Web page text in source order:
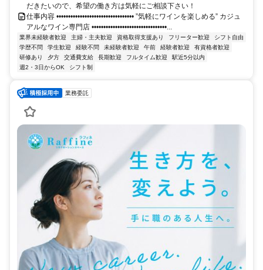
だきたいので、希望の働き方は気軽にご相談下さい！
仕事内容 ••••••••••••••••••••••••••••••••• ”気軽にワインを楽しめる” カジュ
アルなワイン専門店 ••••••••••••••••••••••••••••••••...
業界未経験者歓迎 主婦・主夫歓迎 資格取得支援あり フリーター歓迎
シフト自由
学歴不問
学生歓迎 経験不問 未経験者歓迎 午前 経験者歓迎
有資格者歓迎
研修あり
夕方 交通費支給 長期歓迎 フルタイム歓迎
駅近5分以内
週2・3日からOK
シフト制
業務委託